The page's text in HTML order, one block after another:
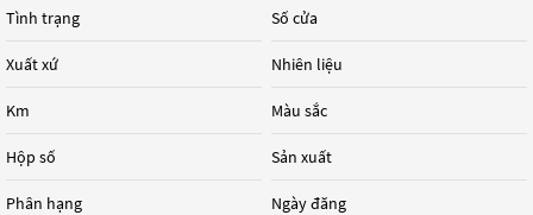
Tình trạng
Xuất xứ
Km
Hộp số
Phân hạng
Số cửa
Nhiên liệu
Màu sắc
Sản xuất
Ngày đăng